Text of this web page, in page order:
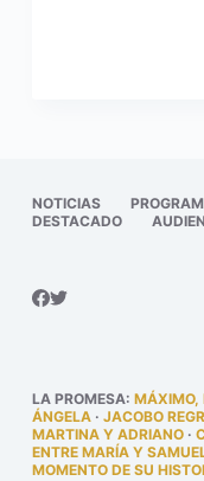
NOTICIAS
DESTACADO
LA PROMESA: MÁXIMO,
ÁNGELA· JACOBO
MARTINA Y ADRIANO·
ENTRE MARÍA Y
MOMENTO DE SU